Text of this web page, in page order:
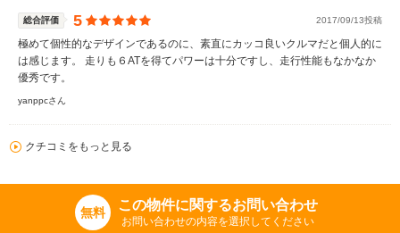
総合評価 5 2017/09/13投稿
極めて個性的なデザインであるのに、素直にカッコ良いクルマだと個人的に
は感じます。 走りも６ATを得てパワーは十分ですし、走行性能もなかなか
優秀です。
yanppcさん
クチコミをもっと見る
無料 この物件に関するお問い合わせ
お問い合わせの内容を選択してください